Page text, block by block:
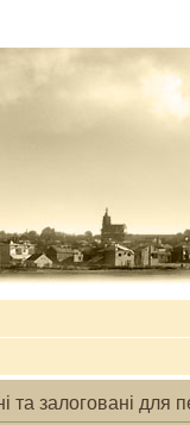
та залоговані для